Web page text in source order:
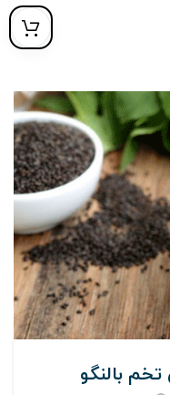
بالنگو